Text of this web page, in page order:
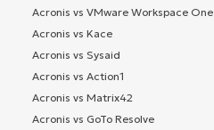
Acronis vs VMware Workspace One
Acronis vs Kace
Acronis vs Sysaid
Acronis vs Action1
Acronis vs Matrix42
Acronis vs GoTo Resolve